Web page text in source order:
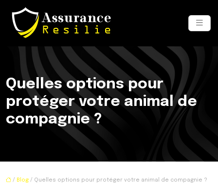
Quelles options pour
protéger votre animal de
compagnie ?
/ Blog / Quelles options pour protéger votre animal de compagnie ?